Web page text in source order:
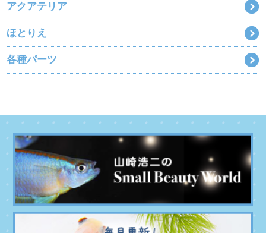
アクアテリア
ほとりえ
各種パーツ